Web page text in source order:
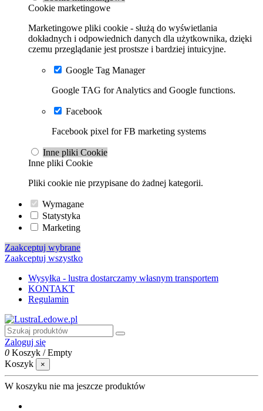
Cookie marketingowe
Marketingowe pliki cookie - służą do wyświetlania
dokładnych i odpowiednich danych dla użytkownika, dzięki
czemu przeglądanie jest prostsze i bardziej intuicyjne.
Google Tag Manager
Google TAG for Analytics and Google functions.
Facebook
Facebook pixel for FB marketing systems
Inne pliki Cookie
Inne pliki Cookie
Pliki cookie nie przypisane do żadnej kategorii.
Wymagane
Statystyka
Marketing
Zaakceptuj wybrane
Zaakceptuj wszystko
Wysyłka - lustra dostarczamy własnym transportem
KONTAKT
Regulamin
Zaloguj się
0 Koszyk /Empty
Koszyk
×
W koszyku nie ma jeszcze produktów